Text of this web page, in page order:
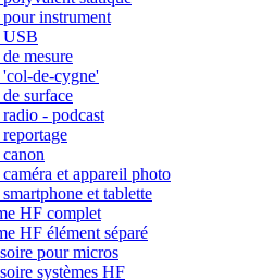
instrument
mesure
de-cygne'
surface
- podcast
et appareil photo
et tablette
HF complet
HF élément séparé
pour micros
systèmes HF